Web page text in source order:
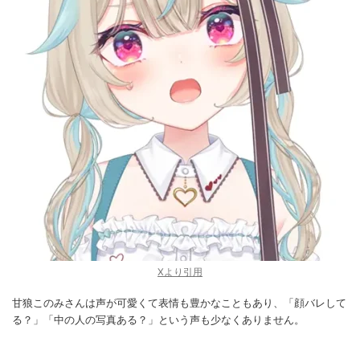
Xより引用
甘狼このみさんは声が可愛くて表情も豊かなこともあり、「顔バレして
る？」「中の人の写真ある？」という声も少なくありません。